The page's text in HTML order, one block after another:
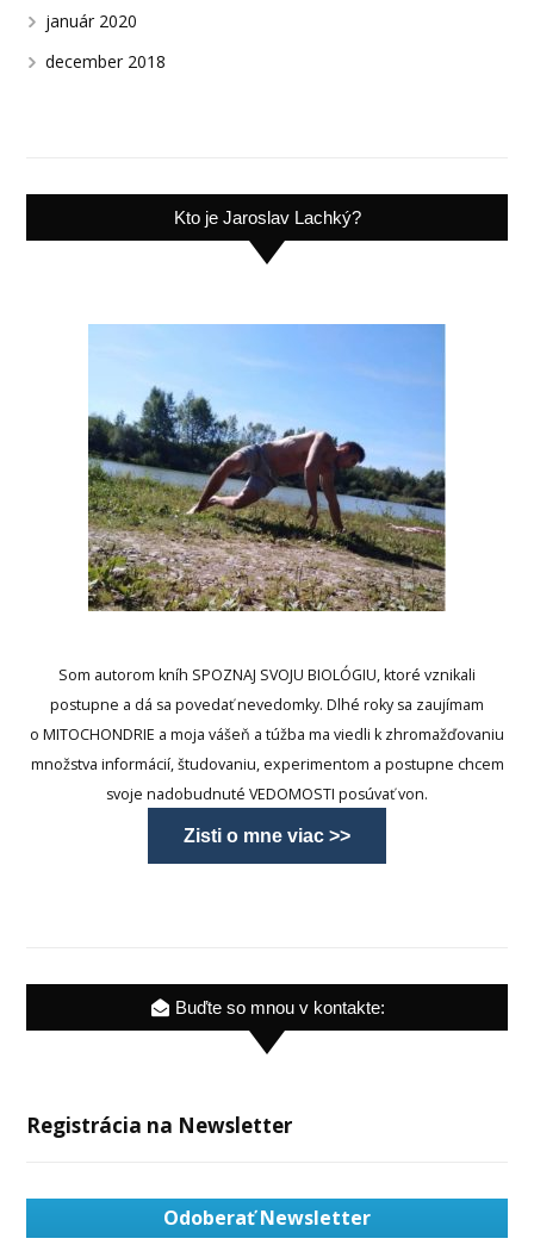
január 2020
december 2018
Kto je Jaroslav Lachký?
Som autorom kníh SPOZNAJ SVOJU BIOLÓGIU, ktoré vznikali
postupne a dá sa povedať nevedomky. Dlhé roky sa zaujímam
o MITOCHONDRIE a moja vášeň a túžba ma viedli k zhromažďovaniu
množstva informácií, študovaniu, experimentom a postupne chcem
svoje nadobudnuté VEDOMOSTI posúvať von.
Zisti o mne viac >>
Buďte so mnou v kontakte:
Registrácia na Newsletter
Odoberať Newsletter